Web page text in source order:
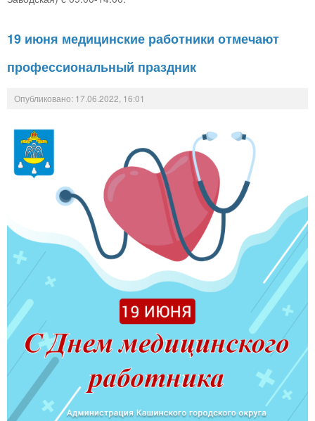
19 июня медицинские работники отмечают
профессиональный праздник
Опубликовано: 17.06.2022, 16:01